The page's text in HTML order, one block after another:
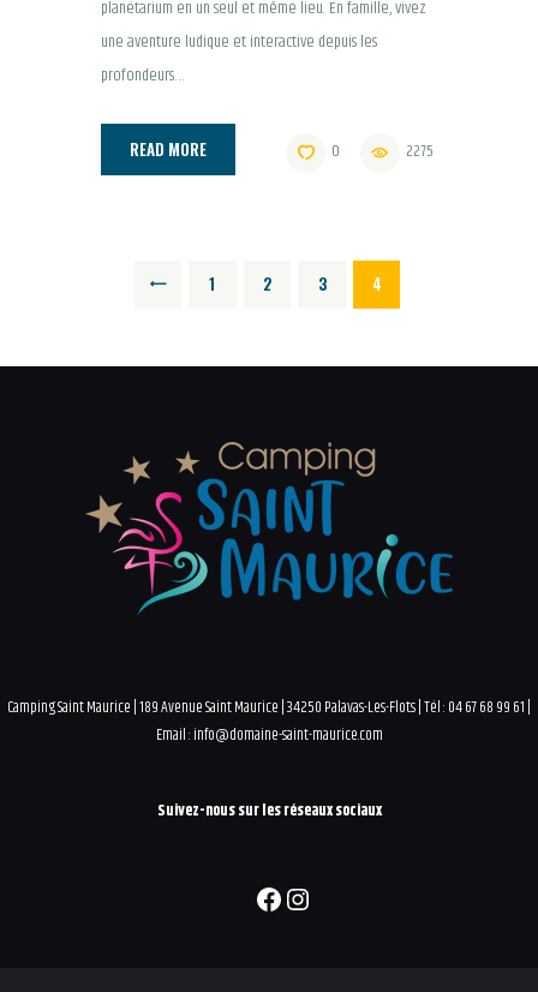
planétarium en un seul et même lieu. En famille, vivez
une aventure ludique et interactive depuis les
profondeurs…
READ MORE 0 2275
DES
PAGE
1 PAGE
2 PAGE
3 PAGE
4
Camping Saint Maurice | 189 Avenue Saint Maurice | 34250 Palavas-Les-Flots | Tél : 04 67 68 99 61 |
Email : info@domaine-saint-maurice.com
Suivez-nous sur les réseaux sociaux
Facebook
Instagram